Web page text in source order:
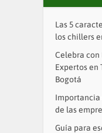
Las 5
los chillers
Celebra con
Expertos en
Bogotá
de las
Guía para